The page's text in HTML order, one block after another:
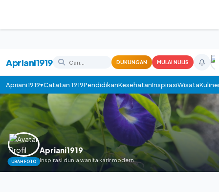
Apriani1919 DUKUNGAN MULAI NULIS
Apriani1919▾Catatan 1919PendidikanKesehatanInspirasiWisata
UBAH FOTO
Apriani1919
Inspirasi dunia wanita karir modern